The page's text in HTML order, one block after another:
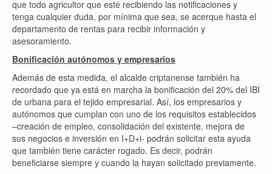
que todo agricultor que esté recibiendo las notificaciones y
tenga cualquier duda, por mínima que sea, se acerque hasta el
departamento de rentas para recibir información y
asesoramiento.
Bonificación autónomos y empresarios
Además de esta medida, el alcalde criptanense también ha
recordado que ya está en marcha la bonificación del 20% del IBI
de urbana para el tejido empresarial. Así, los empresarios y
autónomos que cumplan con uno de los requisitos establecidos
–creación de empleo, consolidación del existente, mejora de
sus negocios e inversión en I+D+i- podrán solicitar esta ayuda
que también tiene carácter rogado. Es decir, podrán
beneficiarse siempre y cuando la hayan solicitado previamente.